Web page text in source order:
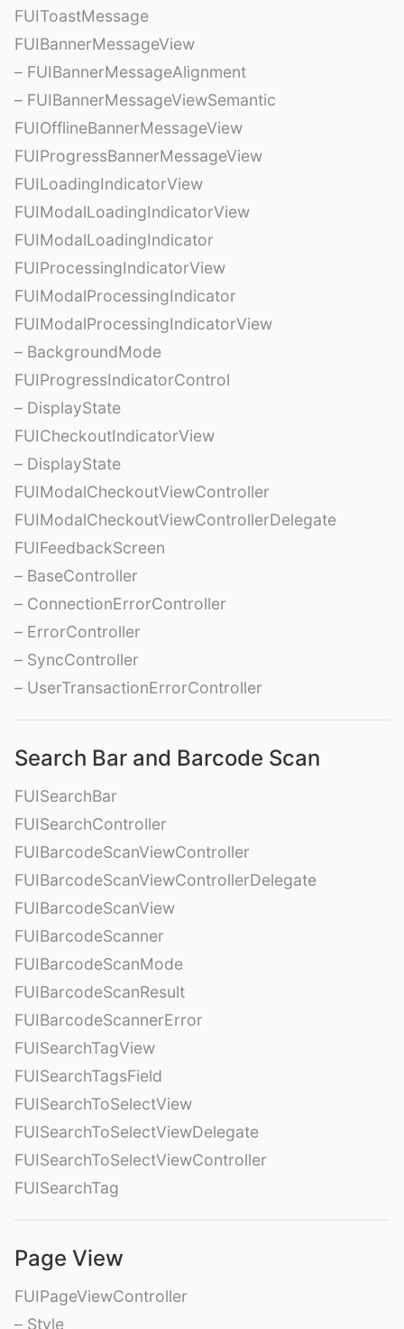
FUIToastMessage
FUIBannerMessageView
– FUIBannerMessageAlignment
– FUIBannerMessageViewSemantic
FUIOfflineBannerMessageView
FUIProgressBannerMessageView
FUILoadingIndicatorView
FUIModalLoadingIndicatorView
FUIModalLoadingIndicator
FUIProcessingIndicatorView
FUIModalProcessingIndicator
FUIModalProcessingIndicatorView
– BackgroundMode
FUIProgressIndicatorControl
– DisplayState
FUICheckoutIndicatorView
– DisplayState
FUIModalCheckoutViewController
FUIModalCheckoutViewControllerDelegate
FUIFeedbackScreen
– BaseController
– ConnectionErrorController
– ErrorController
– SyncController
– UserTransactionErrorController
Search Bar and Barcode Scan
FUISearchBar
FUISearchController
FUIBarcodeScanViewController
FUIBarcodeScanViewControllerDelegate
FUIBarcodeScanView
FUIBarcodeScanner
FUIBarcodeScanMode
FUIBarcodeScanResult
FUIBarcodeScannerError
FUISearchTagView
FUISearchTagsField
FUISearchToSelectView
FUISearchToSelectViewDelegate
FUISearchToSelectViewController
FUISearchTag
Page View
FUIPageViewController
– Style